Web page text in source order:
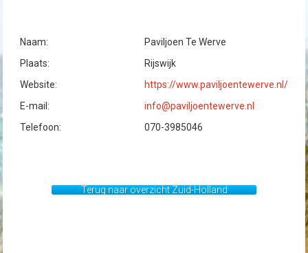
Naam:
Paviljoen Te Werve
Plaats:
Rijswijk
Website:
https://www.paviljoentewerve.nl/
E-mail:
info@paviljoentewerve.nl
Telefoon:
070-3985046
Terug naar overzicht Zuid-Holland